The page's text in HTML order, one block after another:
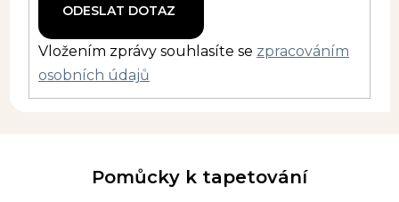
Vložením zprávy souhlasíte se zpracováním
osobních údajů
Pomůcky k tapetování